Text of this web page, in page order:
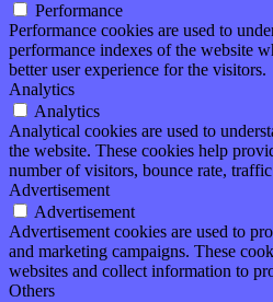
Performance
Performance cookies are used to
performance indexes of the website
better user experience for the visitors.
Analytics
Analytics
Analytical cookies are used to
the website. These cookies help
number of visitors, bounce rate,
Advertisement
Advertisement
Advertisement cookies are used to
and marketing campaigns. These
websites and collect information to
Others